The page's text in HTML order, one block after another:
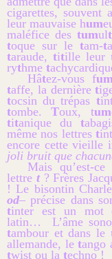
cigarettes, souvent
leur mauvaise hum
maléfice des tumult
toque sur letam-t
taraude,titille leur
rythmet
Hâtez-vous f
taffe, la dernièret
tocsin du trépas t
tombe.Toux, tum
titanique dut
même nos lettres t
encore cette vieille
joli bruit que
Mais qu’est-
lettre t? Frères
! Le bisontin
od– précise dans
tinter est un mot
latin… L’âme
tambour et dans le
allemande, letango
twist ou la techno !